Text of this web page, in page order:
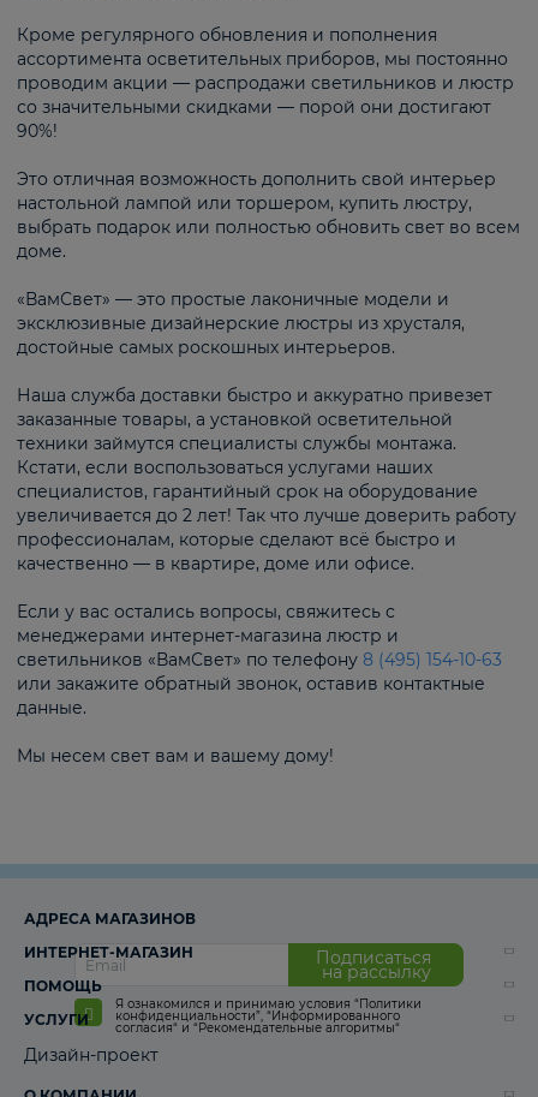
Кроме регулярного обновления и пополнения
ассортимента осветительных приборов, мы постоянно
проводим акции — распродажи светильников и люстр
со значительными скидками — порой они достигают
90%!
Это отличная возможность дополнить свой интерьер
настольной лампой или торшером, купить люстру,
выбрать подарок или полностью обновить свет во всем
доме.
«ВамСвет» — это простые лаконичные модели и
эксклюзивные дизайнерские люстры из хрусталя,
достойные самых роскошных интерьеров.
Наша служба доставки быстро и аккуратно привезет
заказанные товары, а установкой осветительной
техники займутся специалисты службы монтажа.
Кстати, если воспользоваться услугами наших
специалистов, гарантийный срок на оборудование
увеличивается до 2 лет! Так что лучше доверить работу
профессионалам, которые сделают всё быстро и
качественно — в квартире, доме или офисе.
Если у вас остались вопросы, свяжитесь с
менеджерами интернет-магазина люстр и
светильников «ВамСвет» по телефону 8 (495) 154-10-63
или закажите обратный звонок, оставив контактные
данные.
Мы несем свет вам и вашему дому!
Подписаться
на рассылку
Я ознакомился и принимаю условия “Политики
конфиденциальности”, “Информированного
согласия“ и “Рекомендательные алгоритмы“
АДРЕСА МАГАЗИНОВ
ИНТЕРНЕТ-МАГАЗИН
ПОМОЩЬ
УСЛУГИ
Дизайн-проект